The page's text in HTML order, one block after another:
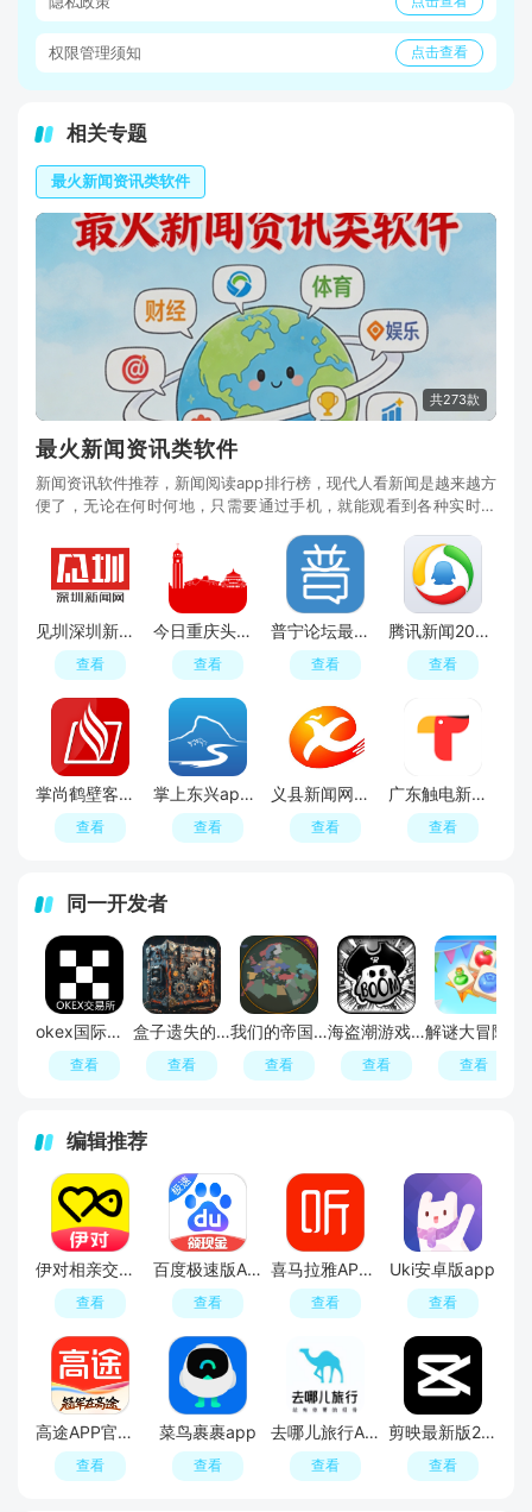
权限管理须知 点击查看
相关专题
最火新闻资讯类软件
共273款
最火新闻资讯类软件
新闻资讯软件推荐，新闻阅读app排行榜，现代人看新闻是越来越方
便了，无论在何时何地，只需要通过手机，就能观看到各种实时热
见圳深圳新闻网电子版客户端
查看
今日重庆头条新闻手机客户端
查看
普宁论坛最新新闻app安卓版
查看
腾讯新闻2025精简安卓版
查看
掌尚鹤壁客户端（鹤壁新闻网）
查看
掌上东兴app手机客户端
查看
义县新闻网络电视台app义县融媒
查看
广东触电新闻客户端官方版
查看
同一开发者
okex国际版官方正版安装包
查看
盒子遗失的碎片游戏(Boxes Lost Fragments)
查看
我们的帝国重制专业版
查看
海盗潮游戏手机版
查看 查看
编辑推荐
伊对相亲交友平台官方APP
查看
百度极速版APP官方免费版
查看
喜马拉雅APP官方免费安装包
查看
Uki安卓版app
查看
高途APP官方正版
查看
菜鸟裹裹app
查看
去哪儿旅行APP官方免费版
查看
剪映最新版2026手机版
查看